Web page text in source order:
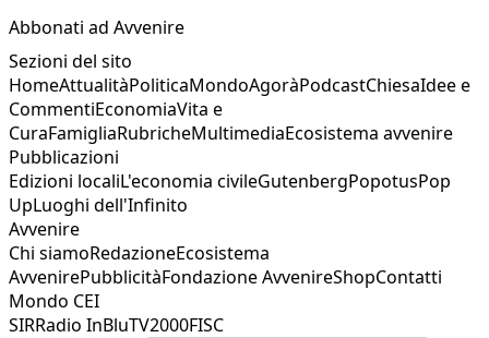
Abbonati ad Avvenire
Sezioni del sito
HomeAttualitàPoliticaMondoAgoràPodcastChiesaIdee e
CommentiEconomiaVita e
CuraFamigliaRubricheMultimediaEcosistema avvenire
Pubblicazioni
Edizioni localiL'economia civileGutenbergPopotusPop
UpLuoghi dell'Infinito
Avvenire
Chi siamoRedazioneEcosistema
AvvenirePubblicitàFondazione AvvenireShopContatti
Mondo CEI
SIRRadio InBluTV2000FISC